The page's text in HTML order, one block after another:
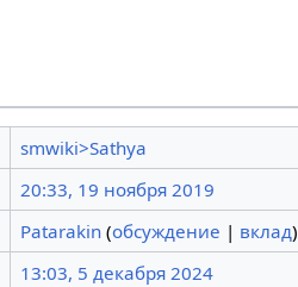
smwiki>Sathya
20:33, 19 ноября 2019
Patarakin (обсуждение | вклад)
13:03, 5 декабря 2024